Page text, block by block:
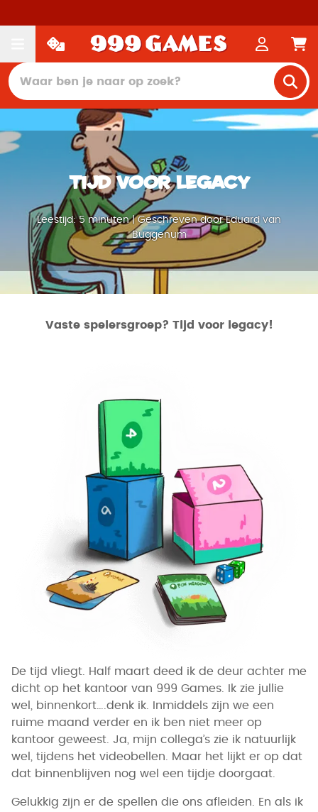
Tijd voor legacy
Leestijd: 5 minuten | Geschreven door Eduard van
Buggenum
Vaste spelersgroep? Tijd voor legacy!
De tijd vliegt. Half maart deed ik de deur achter me
dicht op het kantoor van 999 Games. Ik zie jullie
wel, binnenkort….denk ik. Inmiddels zijn we een
ruime maand verder en ik ben niet meer op
kantoor geweest. Ja, mijn collega’s zie ik natuurlijk
wel, tijdens het videobellen. Maar het lijkt er op dat
dat binnenblijven nog wel een tijdje doorgaat.
Gelukkig zijn er de spellen die ons afleiden. En als ik